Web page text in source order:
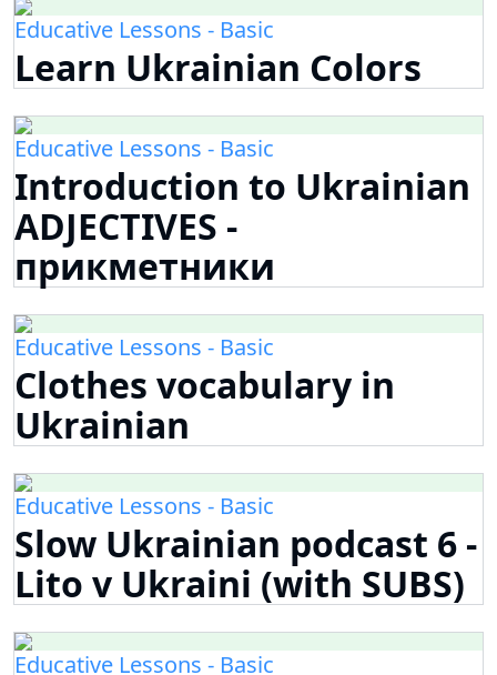
Educative Lessons - Basic
Learn Ukrainian Colors
Educative Lessons - Basic
Introduction to Ukrainian
ADJECTIVES -
прикметники
Educative Lessons - Basic
Clothes vocabulary in
Ukrainian
Educative Lessons - Basic
Slow Ukrainian podcast 6 -
Lito v Ukraini (with SUBS)
Educative Lessons - Basic